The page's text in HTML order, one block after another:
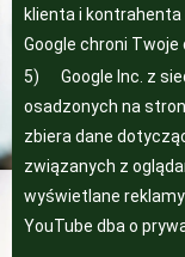
klienta i kontrahenta
Google chroni Twoje
5) Google Inc. z
osadzonych na
zbiera dane
związanych z
wyświetlane
YouTube dba o